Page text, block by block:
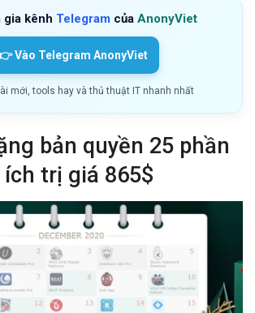
gia kênh Telegram của AnonyViet
Vào Telegram AnonyViet
mới, tools hay và thủ thuật IT nhanh nhất
bản quyền 25 phần
trị giá 865$